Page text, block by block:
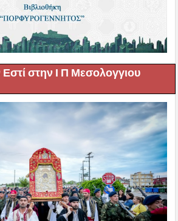
Εστί στην Ι Π Μεσολογγιου